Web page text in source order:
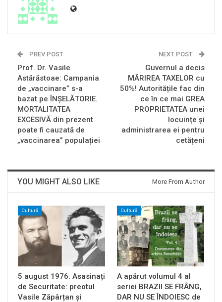
PREV POST
Prof. Dr. Vasile
Astărăstoae: Campania
de „vaccinare” s-a
bazat pe ÎNȘELĂTORIE.
MORTALITATEA
EXCESIVĂ din prezent
poate fi cauzată de
„vaccinarea” populației
NEXT POST
Guvernul a decis
MĂRIREA TAXELOR cu
50%! Autoritățile fac din
ce în ce mai GREA
PROPRIETATEA unei
locuințe și
administrarea ei pentru
cetățeni
YOU MIGHT ALSO LIKE More From Author
Cultură
5 august 1976. Asasinați
de Securitate: preotul
Vasile Zăpârțan și
Cultură
A apărut volumul 4 al
seriei BRAZII SE FRÂNG,
DAR NU SE ÎNDOIESC de